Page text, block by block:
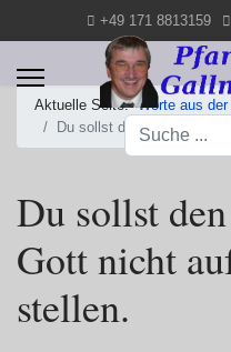
+49 171 8813159
Suchen
Aktuelle Seite:Worte aus
Du sollst den Herrn,
Du sollst
Gott nicht
stellen.